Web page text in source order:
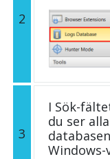
2
3
I Sök-
du ser
Windows-